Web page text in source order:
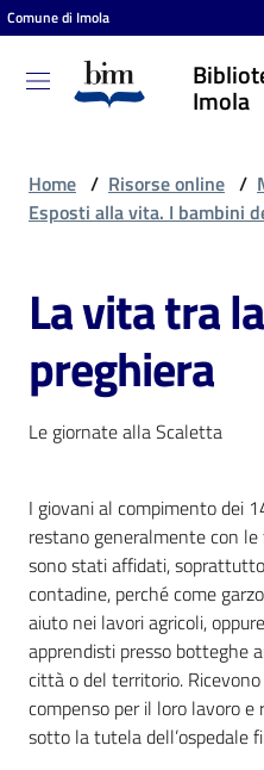
Vai al contenuto
Vai alla navigazione
Vai al footer
Comune di Imola
Imola
Biblioteca
comunale
Cosa
puoi
fare
Scopri
i
contenuti
Risorse
online
Home / Risorse online /
Esposti alla vita. I bambini
La vita tra
preghiera
Le giornate alla Scaletta
I giovani al compimento dei
restano generalmente con le
sono stati affidati,
contadine, perché come
aiuto nei lavori agricoli,
apprendisti presso botteghe
città o del territorio.
compenso per il loro lavoro e
sotto la tutela dell’ospedale